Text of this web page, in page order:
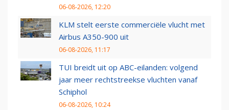
06-08-2026, 12:20
KLM stelt eerste commerciële vlucht met
Airbus A350-900 uit
06-08-2026, 11:17
TUI breidt uit op ABC-eilanden: volgend
jaar meer rechtstreekse vluchten vanaf
Schiphol
06-08-2026, 10:24